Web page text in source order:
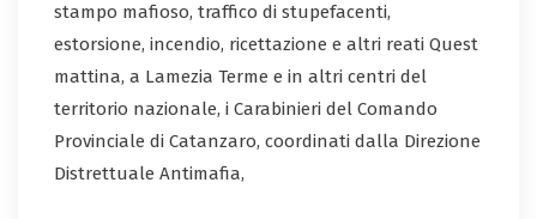
stampo mafioso, traffico di stupefacenti,
estorsione, incendio, ricettazione e altri reati Quest
mattina, a Lamezia Terme e in altri centri del
territorio nazionale, i Carabinieri del Comando
Provinciale di Catanzaro, coordinati dalla Direzione
Distrettuale Antimafia,